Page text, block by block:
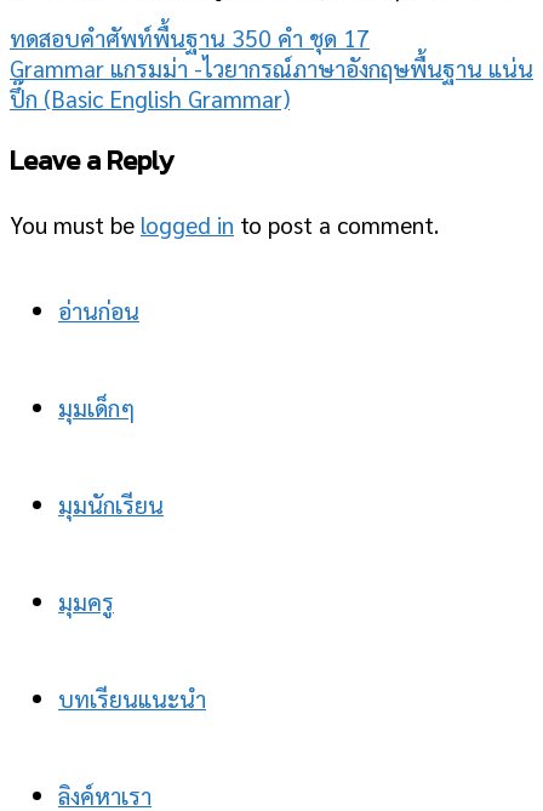
ทดสอบคำศัพท์พื้นฐาน 350 คำ ชุด 17
Grammar แกรมม่า -ไวยากรณ์ภาษาอังกฤษพื้นฐาน แน่น
ปึ๊ก (Basic English Grammar)
Leave a Reply
You must be logged in to post a comment.
อ่านก่อน
มุมเด็กๆ
มุมนักเรียน
มุมครู
บทเรียนแนะนำ
ลิงค์หาเรา